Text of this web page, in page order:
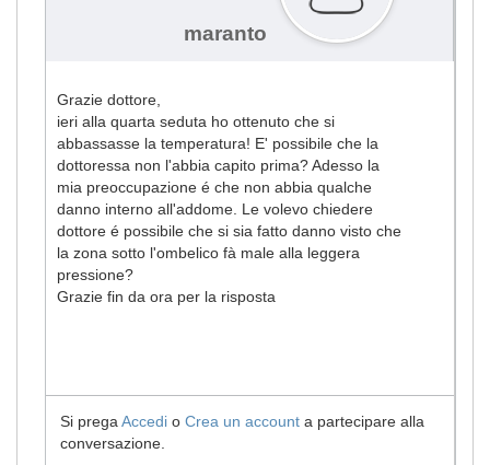
maranto
Grazie dottore,
ieri alla quarta seduta ho ottenuto che si
abbassasse la temperatura! E' possibile che la
dottoressa non l'abbia capito prima? Adesso la
mia preoccupazione é che non abbia qualche
danno interno all'addome. Le volevo chiedere
dottore é possibile che si sia fatto danno visto che
la zona sotto l'ombelico fà male alla leggera
pressione?
Grazie fin da ora per la risposta
Si prega Accedi o Crea un account a partecipare alla
conversazione.